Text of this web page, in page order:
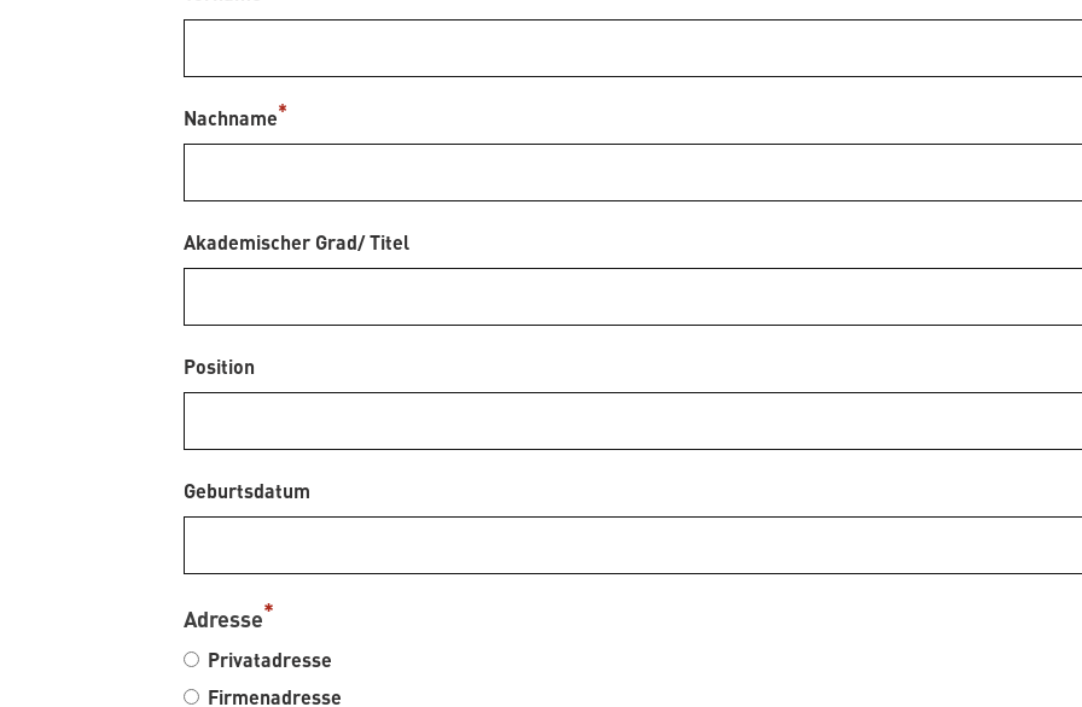
Nachname
Akademischer Grad/ Titel
Position
Geburtsdatum
Adresse
Privatadresse
Firmenadresse